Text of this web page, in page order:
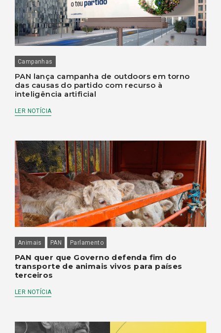
Campanhas
PAN lança campanha de outdoors em torno
das causas do partido com recurso à
inteligência artificial
LER NOTÍCIA
Animais PAN Parlamento
PAN quer que Governo defenda fim do
transporte de animais vivos para países
terceiros
LER NOTÍCIA